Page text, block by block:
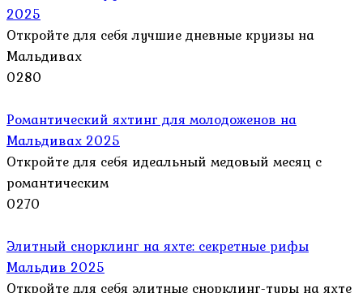
2025
Откройте для себя лучшие дневные круизы на
Мальдивах
0280
Романтический яхтинг для молодоженов на
Мальдивах 2025
Откройте для себя идеальный медовый месяц с
романтическим
0270
Элитный снорклинг на яхте: секретные рифы
Мальдив 2025
Откройте для себя элитные снорклинг-туры на яхте